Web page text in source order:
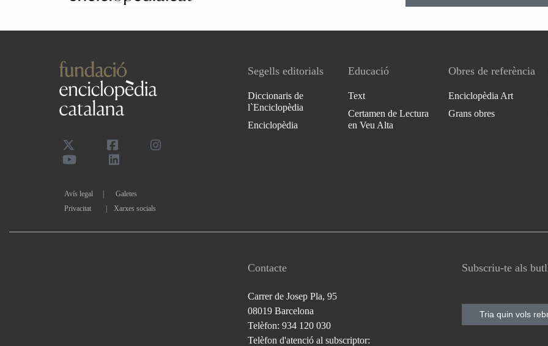
Avís legal
Galetes
Privacitat
| Xarxes socials
Segells editorials
Diccionaris de
l`Enciclopèdia
Enciclopèdia
Educació
Text
Certamen de Lectura
en Veu Alta
Obres de referència
Enciclopèdia Art
Grans obres
Contacte
Carrer de Josep Pla, 95
08019 Barcelona
Telèfon: 934 120 030
Telèfon d'atenció al subscriptor:
Subscriu-te als
Tria quin vols